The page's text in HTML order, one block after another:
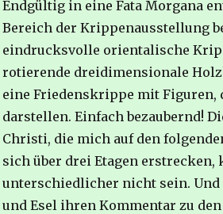
Endgültig in eine Fata Morgana
Bereich der Krippenausstellung
eindrucksvolle orientalische
rotierende dreidimensionale
eine Friedenskrippe mit Figuren,
darstellen. Einfach bezaubernd!
Christi, die mich auf den
sich über drei Etagen
unterschiedlicher nicht sein. Und
und Esel ihren Kommentar zu